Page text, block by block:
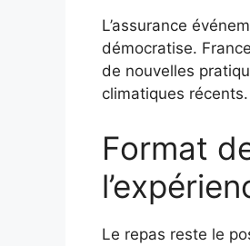
L’assurance
démocratise.
de nouvelles
climatiques récents.
Format
Le repas reste le